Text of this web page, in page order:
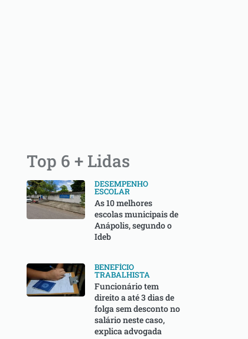
Top 6 + Lidas
DESEMPENHO
ESCOLAR
As 10 melhores
escolas municipais de
Anápolis, segundo o
Ideb
BENEFÍCIO
TRABALHISTA
Funcionário tem
direito a até 3 dias de
folga sem desconto no
salário neste caso,
explica advogada